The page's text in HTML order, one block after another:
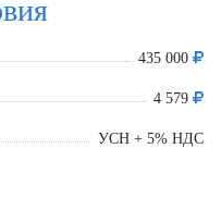
435 000
4 579
УСН + 5% НДС